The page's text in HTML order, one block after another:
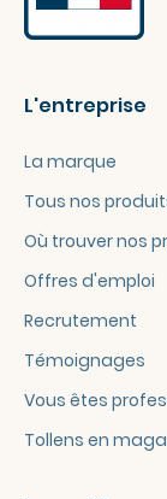
L'entreprise
La marque
Tous nos
Où trouver nos
Offres d'emploi
Recrutement
Témoignages
Vous êtes
Tollens en